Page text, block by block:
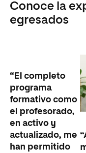
Conoce la
egresados
“El completo
programa
formativo como
el profesorado,
en activo y
actualizado, me
han permitido